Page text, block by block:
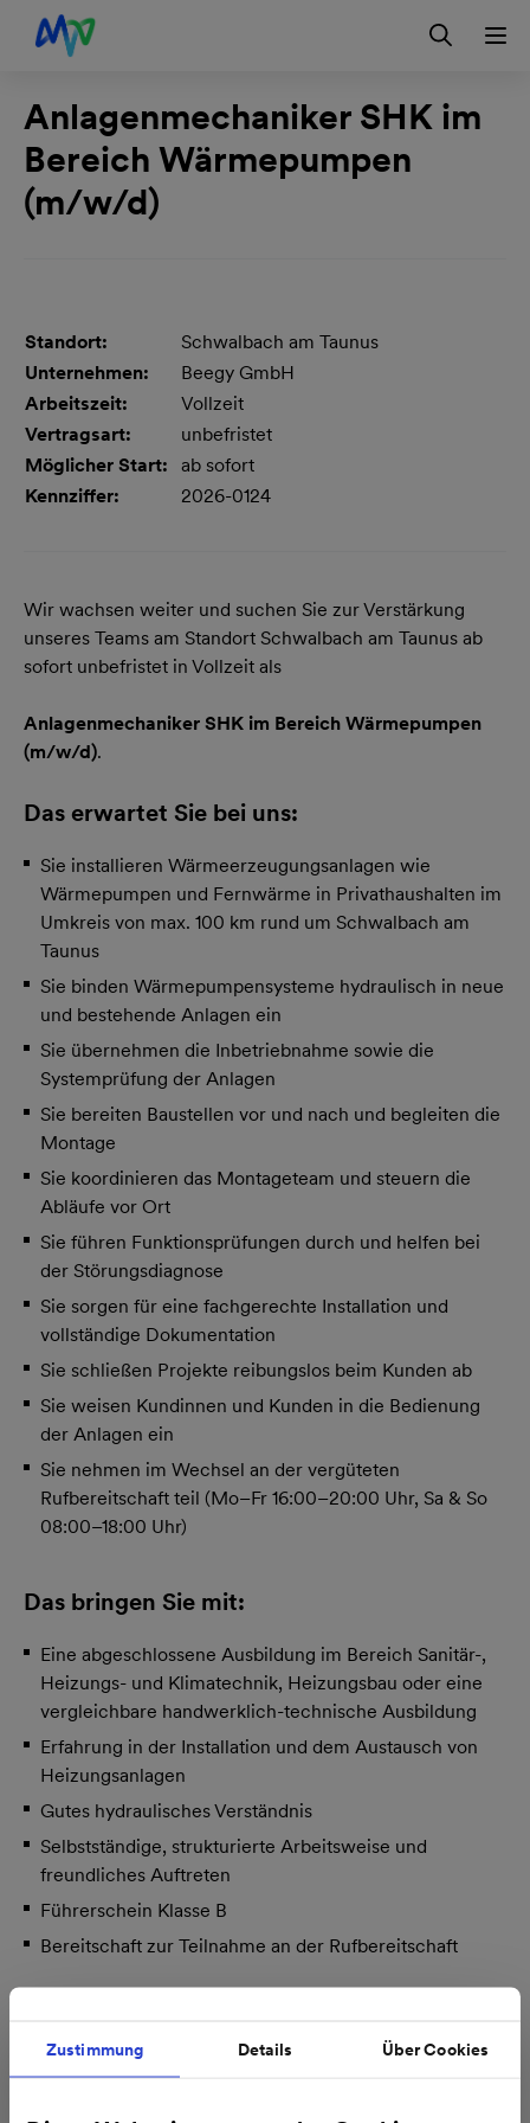
Zustimmung Details Über Cookies
Zur Hauptnavigation springen
Zur Servicelasche springen
Zum Hauptinhalt springen
Zur Footernavigation springen
Kontakt EN
Anlagenmechaniker SHK im
Bereich Wärmepumpen
(m/w/d)
Standort:
Schwalbach am Taunus
Unternehmen:
Beegy GmbH
Arbeitszeit:
Vollzeit
Vertragsart:
unbefristet
Möglicher Start:
ab sofort
Kennziffer:
2026-0124
Wir wachsen weiter und suchen Sie zur Verstärkung
unseres Teams am Standort Schwalbach am Taunus ab
sofort unbefristet in Vollzeit als
Anlagenmechaniker SHK im Bereich Wärmepumpen
(m/w/d).
Das erwartet Sie bei uns:
Sie installieren Wärmeerzeugungsanlagen wie
Wärmepumpen und Fernwärme in Privathaushalten im
Umkreis von max. 100 km rund um Schwalbach am
Taunus
Sie binden Wärmepumpensysteme hydraulisch in neue
und bestehende Anlagen ein
Sie übernehmen die Inbetriebnahme sowie die
Systemprüfung der Anlagen
Sie bereiten Baustellen vor und nach und begleiten die
Montage
Sie koordinieren das Montageteam und steuern die
Abläufe vor Ort
Sie führen Funktionsprüfungen durch und helfen bei
der Störungsdiagnose
Sie sorgen für eine fachgerechte Installation und
vollständige Dokumentation
Sie schließen Projekte reibungslos beim Kunden ab
Sie weisen Kundinnen und Kunden in die Bedienung
der Anlagen ein
Sie nehmen im Wechsel an der vergüteten
Rufbereitschaft teil (Mo–Fr 16:00–20:00 Uhr, Sa & So
08:00–18:00 Uhr)
Das bringen Sie mit:
Eine abgeschlossene Ausbildung im Bereich Sanitär-,
Heizungs- und Klimatechnik, Heizungsbau oder eine
vergleichbare handwerklich-technische Ausbildung
Erfahrung in der Installation und dem Austausch von
Heizungsanlagen
Gutes hydraulisches Verständnis
Selbstständige, strukturierte Arbeitsweise und
freundliches Auftreten
Führerschein Klasse B
Bereitschaft zur Teilnahme an der Rufbereitschaft
Unbefristeter Arbeitsvertrag und zukunftssicherer Job